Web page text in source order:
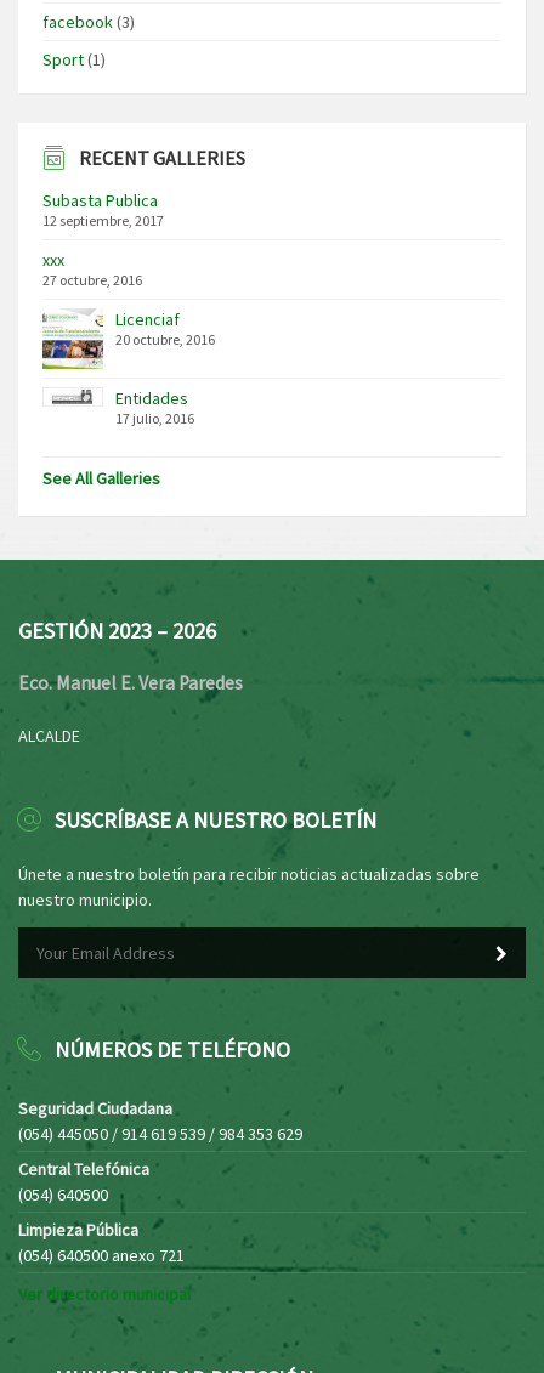
facebook(3)
Sport(1)
RECENT GALLERIES
Subasta Publica
12 septiembre, 2017
xxx
27 octubre, 2016
Licenciaf
20 octubre, 2016
Entidades
17 julio, 2016
See All Galleries
GESTIÓN 2023 – 2026
Eco. Manuel E. Vera Paredes
ALCALDE
SUSCRÍBASE A NUESTRO BOLETÍN
Únete a nuestro boletín para recibir noticias actualizadas sobre
nuestro municipio.
NÚMEROS DE TELÉFONO
Seguridad Ciudadana
(054) 445050 / 914 619 539 / 984 353 629
Central Telefónica
(054) 640500
Limpieza Pública
(054) 640500 anexo 721
Ver directorio municipal